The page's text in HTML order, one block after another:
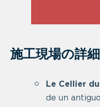
施工現場の詳細
Le Cellier
de un